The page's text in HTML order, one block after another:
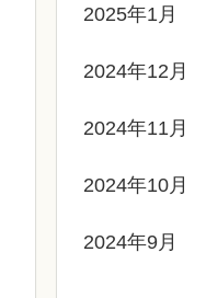
2025年1月
2024年12月
2024年11月
2024年10月
2024年9月